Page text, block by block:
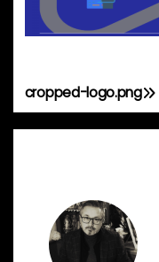
N
a
cropped-logo.png